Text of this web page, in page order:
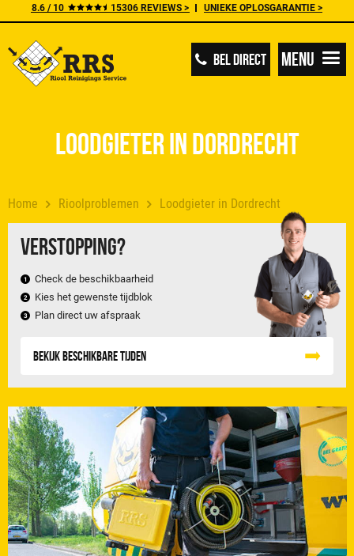
8.6 / 10 15306 REVIEWS > UNIEKE OPLOSGARANTIE >
BEL DIRECT Menu
Home Rioolproblemen Loodgieter in Dordrecht
Verstopping?
Check de beschikbaarheid
Kies het gewenste tijdblok
Plan direct uw afspraak
Bekijk beschikbare tijden
Loodgieter in Dordrecht